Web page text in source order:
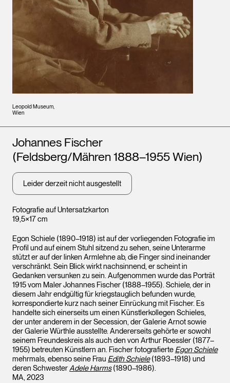
Leopold Museum,
Wien
Fotografie auf Untersatzkarton
19,5×17 cm
Künstler*innen
Johannes Fischer
(Feldsberg/Mähren 1888–1955 Wien)
Leider derzeit nicht ausgestellt
Egon Schiele (1890–1918) ist auf der vorliegenden Fotografie im
Profil und auf einem Stuhl sitzend zu sehen, seine Unterarme
stützt er auf der linken Armlehne ab, die Finger sind ineinander
verschränkt. Sein Blick wirkt nachsinnend, er scheint in
Gedanken versunken zu sein. Aufgenommen wurde das Porträt
1915 vom Maler Johannes Fischer (1888–1955). Schiele, der in
diesem Jahr endgültig für kriegstauglich befunden wurde,
korrespondierte kurz nach seiner Einrückung mit Fischer. Es
handelte sich einerseits um einen Künstlerkollegen Schieles,
der unter anderem in der Secession, der Galerie Arnot sowie
der Galerie Würthle ausstellte. Andererseits gehörte er sowohl
seinem Freundeskreis als auch den von Arthur Roessler (1877–
1955) betreuten Künstlern an. Fischer fotografierte Egon Schiele
mehrmals, ebenso seine Frau Edith Schiele(1893–1918) und
deren SchwesterAdele Harms(1890–1986).
MA, 2023